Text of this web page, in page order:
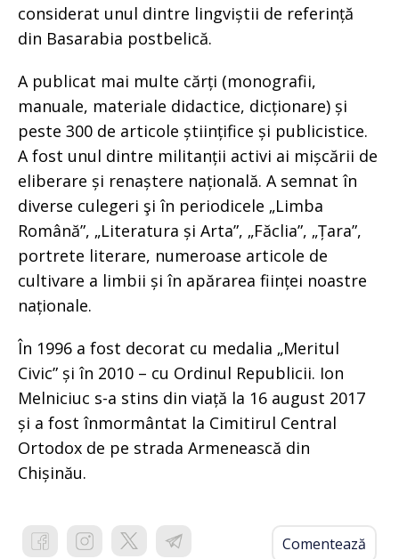
considerat unul dintre lingviștii de referință
din Basarabia postbelică.
A publicat mai multe cărți (monografii,
manuale, materiale didactice, dicționare) și
peste 300 de articole științifice și publicistice.
A fost unul dintre militanții activi ai mișcării de
eliberare și renaștere națională. A semnat în
diverse culegeri şi în periodicele „Limba
Română”, „Literatura și Arta”, „Făclia”, „Țara”,
portrete literare, numeroase articole de
cultivare a limbii și în apărarea ființei noastre
naționale.
În 1996 a fost decorat cu medalia „Meritul
Civic” și în 2010 – cu Ordinul Republicii. Ion
Melniciuc s-a stins din viață la 16 august 2017
și a fost înmormântat la Cimitirul Central
Ortodox de pe strada Armenească din
Chișinău.
Comentează